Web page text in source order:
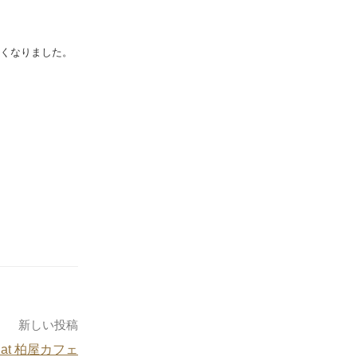
なりました。
新しい投稿
柏屋カフェ